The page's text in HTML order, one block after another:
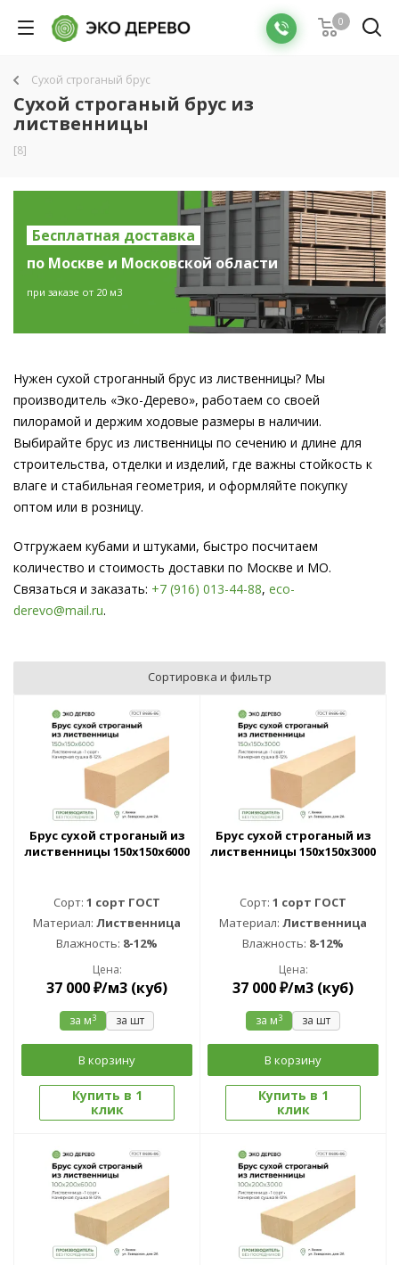
0
Сухой строганый брус
Сухой строганый брус из
лиственницы
[8]
Бесплатная доставка
по Москве и Московской области
при заказе от 20 м3
Нужен сухой строганный брус из лиственницы? Мы
производитель «Эко-Дерево», работаем со своей
пилорамой и держим ходовые размеры в наличии.
Выбирайте брус из лиственницы по сечению и длине для
строительства, отделки и изделий, где важны стойкость к
влаге и стабильная геометрия, и оформляйте покупку
оптом или в розницу.
Отгружаем кубами и штуками, быстро посчитаем
количество и стоимость доставки по Москве и МО.
Связаться и заказать: +7 (916) 013-44-88, eco-
derevo@mail.ru.
Сортировка и фильтр
Брус сухой строганый из
лиственницы 150х150х6000
Сорт: 1 сорт ГОСТ
Материал: Лиственница
Влажность: 8-12%
Цена:
37 000₽/м3 (куб)
за м3 за шт
В корзину
Купить в 1
клик
Брус сухой строганый из
лиственницы 150х150х3000
Сорт: 1 сорт ГОСТ
Материал: Лиственница
Влажность: 8-12%
Цена:
37 000₽/м3 (куб)
за м3 за шт
В корзину
Купить в 1
клик